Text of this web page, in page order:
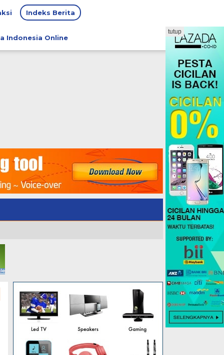
Indeks Berita
Indonesia Online
tutup